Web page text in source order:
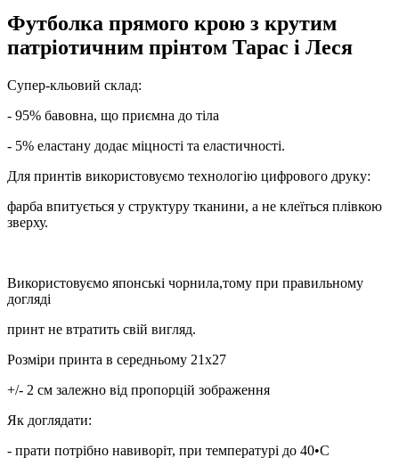
Футболка прямого крою з крутим
патріотичним прінтом Тарас і Леся
Супер-кльовий склад:
- 95% бавовна, що приємна до тіла
- 5% еластану додає міцності та еластичності.
Для принтів використовуємо технологію цифрового друку:
фарба впитується у структуру тканини, а не клеїться плівкою
зверху.
Використовуємо японські чорнила,тому при правильному
догляді
принт не втратить свій вигляд.
Розміри принта в середньому 21х27
+/- 2 см залежно від пропорцій зображення
Як доглядати:
- прати потрібно навиворіт, при температурі до 40•С